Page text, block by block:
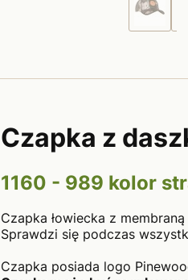
Czapka z
1160 - 989 kolor
Czapka łowiecka z
Sprawdzi się podczas
Czapka posiada logo